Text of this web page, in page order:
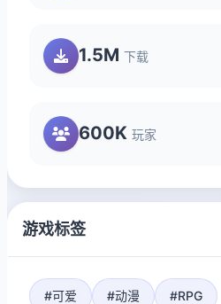
1.5M 下载
600K 玩家
游戏标签
#可爱 #动漫 #RPG